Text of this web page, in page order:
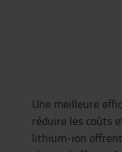
Une meilleure
réduire les coûts
lithium-ion